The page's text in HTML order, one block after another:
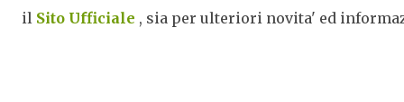
il Sito Ufficiale , sia per ulteriori novita' ed